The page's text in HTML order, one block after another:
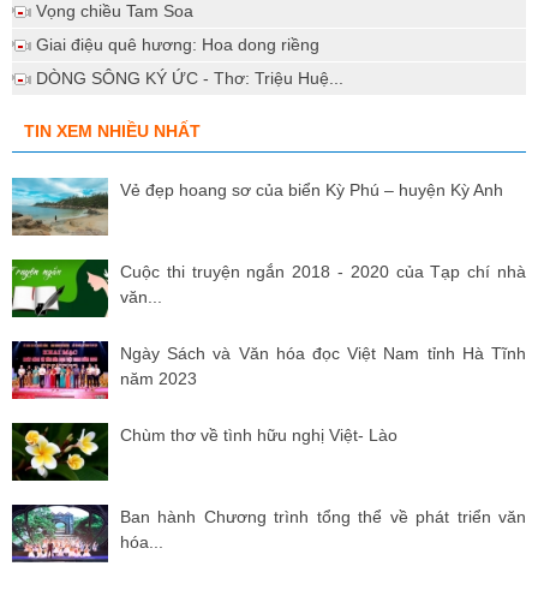
Vọng chiều Tam Soa
Giai điệu quê hương: Hoa dong riềng
DÒNG SÔNG KÝ ỨC - Thơ: Triệu Huệ...
TIN XEM NHIỀU NHẤT
Vẻ đẹp hoang sơ của biển Kỳ Phú – huyện Kỳ Anh
Cuộc thi truyện ngắn 2018 - 2020 của Tạp chí nhà
văn...
Ngày Sách và Văn hóa đọc Việt Nam tỉnh Hà Tĩnh
năm 2023
Chùm thơ về tình hữu nghị Việt- Lào
Ban hành Chương trình tổng thể về phát triển văn
hóa...